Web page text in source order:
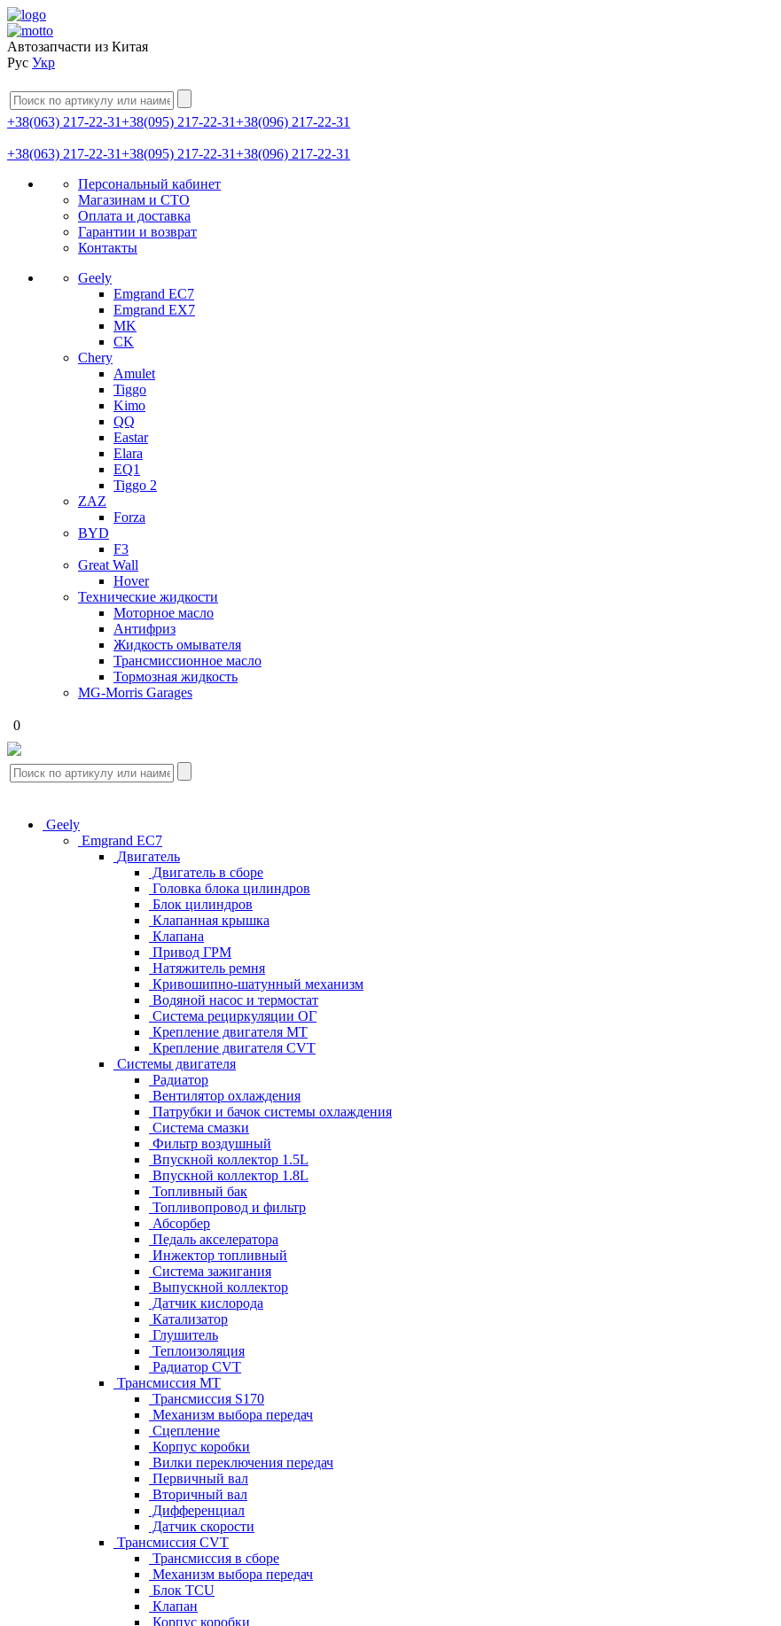
Автозапчасти из Китая
Рус Укр
+38(063) 217-22-31+38(095) 217-22-31+38(096) 217-22-31
+38(063) 217-22-31+38(095) 217-22-31+38(096) 217-22-31
Персональный кабинет
Магазинам и СТО
Оплата и доставка
Гарантии и возврат
Контакты
Geely
Emgrand EC7
Emgrand EX7
MK
CK
Chery
Amulet
Tiggo
Kimo
QQ
Eastar
Elara
EQ1
Tiggo 2
ZAZ
Forza
BYD
F3
Great Wall
Hover
Технические жидкости
Моторное масло
Антифриз
Жидкость омывателя
Трансмиссионное масло
Тормозная жидкость
MG-Morris Garages
0
Geely
Emgrand EC7
Двигатель
Двигатель в сборе
Головка блока цилиндров
Блок цилиндров
Клапанная крышка
Клапана
Привод ГРМ
Натяжитель ремня
Кривошипно-шатунный механизм
Водяной насос и термостат
Система рециркуляции ОГ
Крепление двигателя MT
Крепление двигателя CVT
Системы двигателя
Радиатор
Вентилятор охлаждения
Патрубки и бачок системы охлаждения
Система смазки
Фильтр воздушный
Впускной коллектор 1.5L
Впускной коллектор 1.8L
Топливный бак
Топливопровод и фильтр
Абсорбер
Педаль акселератора
Инжектор топливный
Система зажигания
Выпускной коллектор
Датчик кислорода
Катализатор
Глушитель
Теплоизоляция
Радиатор CVT
Трансмиссия MT
Трансмиссия S170
Механизм выбора передач
Сцепление
Корпус коробки
Вилки переключения передач
Первичный вал
Вторичный вал
Дифференциал
Датчик скорости
Трансмиссия CVT
Трансмиссия в сборе
Механизм выбора передач
Блок TCU
Клапан
Корпус коробки